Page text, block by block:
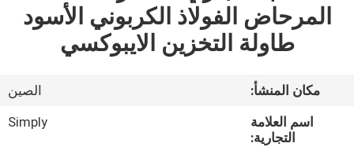
الرئيسية
معلومات
المرحاض الفولاذ الكربوني الأسود
طاولة التخزين الايبوكسي
مكان المنشأ:
الصين
اسم العلامة
التجارية:
Simply